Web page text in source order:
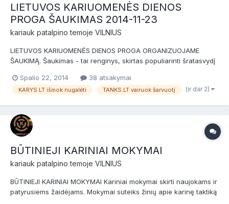
LIETUVOS KARIUOMENĖS DIENOS
PROGA ŠAUKIMAS 2014-11-23
kariauk patalpino temoje VILNIUS
LIETUVOS KARIUOMENĖS DIENOS PROGA ORGANIZUOJAME
ŠAUKIMĄ. Šaukimas - tai renginys, skirtas populiarinti šratasvydį
bendruomenę. Šaukimas skirtas naujokams (nuomininkams) ir
patyrusiems žaidėjams bei airsofto komandoms. Prieš žaidimą
Spalio 22, 2014 38 atsakymai
KARYS.LT išmok nugalėti TANKS.LT vairuok šarvuotį (ir dar 2)
BŪTINIEJI KARINIAI MOKYMAI
kariauk patalpino temoje VILNIUS
BŪTINIEJI KARINIAI MOKYMAI Kariniai mokymai skirti naujokams ir
patyrusiems žaidėjams. Mokymai suteiks žinių apie karinę taktiką